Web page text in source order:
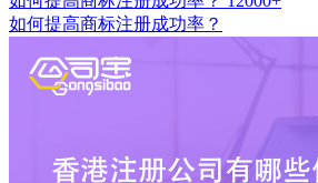
如何提高商标注册成功率？